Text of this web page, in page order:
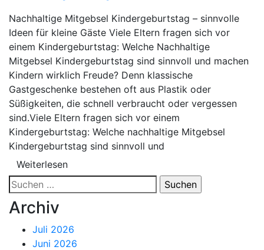
Nachhaltige Mitgebsel Kindergeburtstag – sinnvolle
Ideen für kleine Gäste Viele Eltern fragen sich vor
einem Kindergeburtstag: Welche Nachhaltige
Mitgebsel Kindergeburtstag sind sinnvoll und machen
Kindern wirklich Freude? Denn klassische
Gastgeschenke bestehen oft aus Plastik oder
Süßigkeiten, die schnell verbraucht oder vergessen
sind.Viele Eltern fragen sich vor einem
Kindergeburtstag: Welche nachhaltige Mitgebsel
Kindergeburtstag sind sinnvoll und
Weiterlesen
Suchen
nach:
Archiv
Juli 2026
Juni 2026